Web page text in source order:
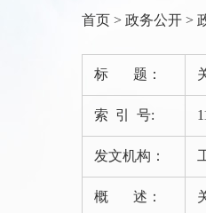
首页 > 政务公开 >
标 题：
索 引 号:
发文机构：
概 述：